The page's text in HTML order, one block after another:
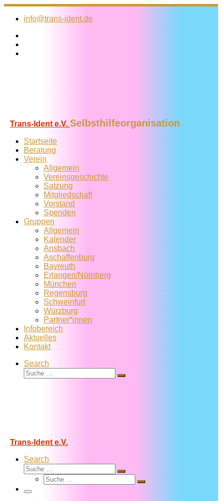
Zum
Inhalt
info@trans-ident.de
Trans-Ident e.V. Selbsthilfeorganisation
Startseite
Beratung
Verein
Allgemein
Vereins­geschichte
Satzung
Mitglied­schaft
Vorstand
Spenden
Gruppen
Allgemein
Kalender
Ansbach
Aschaffenburg
Bayreuth
Erlangen/Nürnberg
München
Regensburg
Schweinfurt
Würzburg
Partner*innen
Infobereich
Aktuelles
Kontakt
Search
Suche
Suche
Trans-Ident e.V.
Search
Suche
Suche
Suche
Suche
Menü